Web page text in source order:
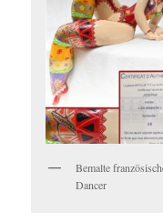
Bemalte
Dancer